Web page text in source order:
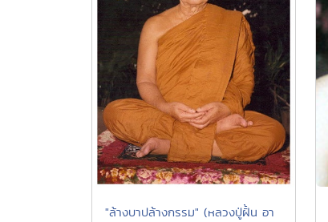
"ล้างบาปล้างกรรม" (หลวงปู่ฝั้น อา